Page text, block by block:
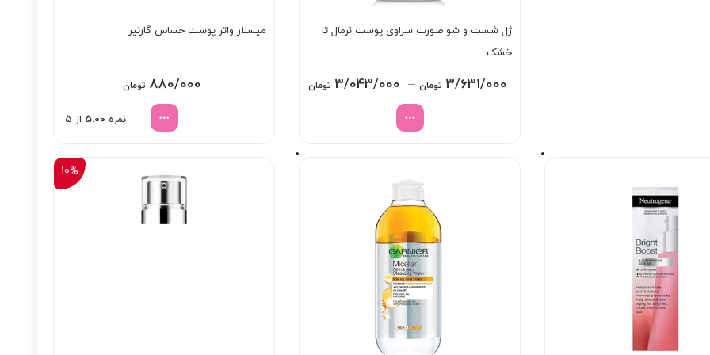
ژل شست و شو صورت سراوی پوست نرمال تا
خشک
3/631/000 تومان –
3/043/000 تومانPrice
میسلار واتر پوست حساس گارنیر
نمره 5.00 از 5
880/000 تومان
10%